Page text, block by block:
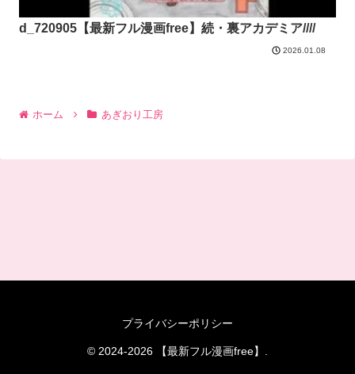
d_720905【最新フル漫画free】続・裏アカデミア////
2026.01.08
ホーム あぎおり工房
プライバシーポリシー
© 2024-2026 【最新フル漫画free】.